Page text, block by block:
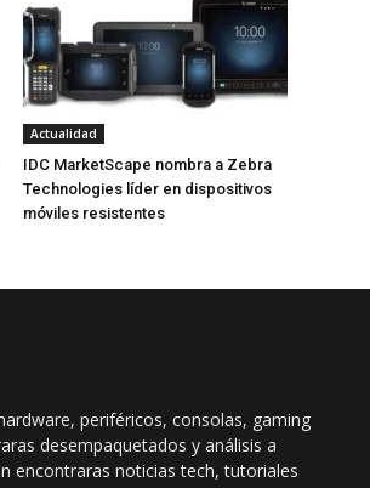
Actualidad
IDC MarketScape nombra a Zebra
Technologies líder en dispositivos
móviles resistentes
periféricos, consolas, gaming
desempaquetados y análisis a
encontraras noticias tech, tutoriales